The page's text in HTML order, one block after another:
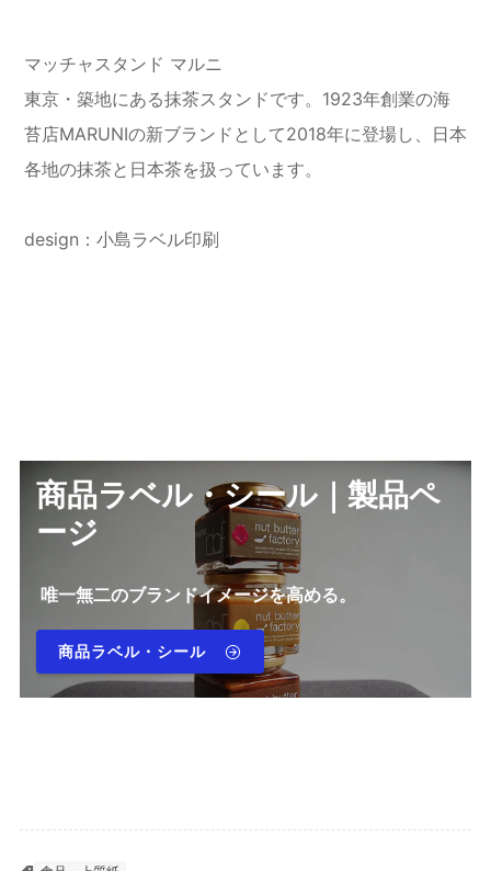
マッチャスタンド マルニ
東京・築地にある抹茶スタンドです。1923年創業の海
苔店MARUNIの新ブランドとして2018年に登場し、日本
各地の抹茶と日本茶を扱っています。
design：小島ラベル印刷
商品ラベル・シール｜製品ペ
ージ
唯一無二のブランドイメージを高める。
商品ラベル・シール